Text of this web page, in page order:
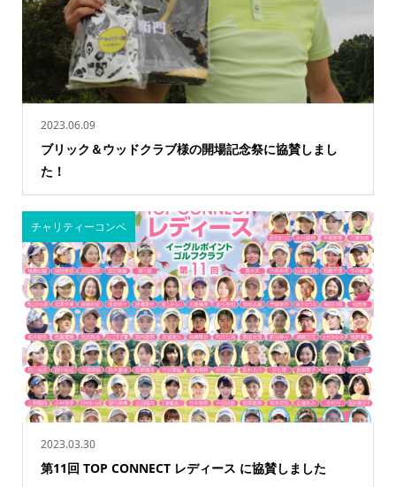
2023.06.09
ブリック＆ウッドクラブ様の開場記念祭に協賛しまし
た！
2023.03.30
第11回 TOP CONNECT レディース に協賛しました
チャリティーコンペ